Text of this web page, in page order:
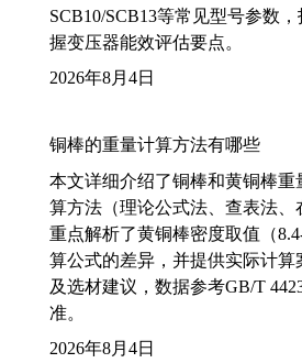
SCB10/SCB13等常见型号参数
握变压器能效评估要点。
2026年8月4日
铜棒的重量计算方法有哪些
本文详细介绍了铜棒和黄铜棒重
算方法（理论公式法、查表法、
重点解析了黄铜棒密度取值（
算公式的差异，并提供实际计算
及选材建议，数据参考GB/T
准。
2026年8月4日